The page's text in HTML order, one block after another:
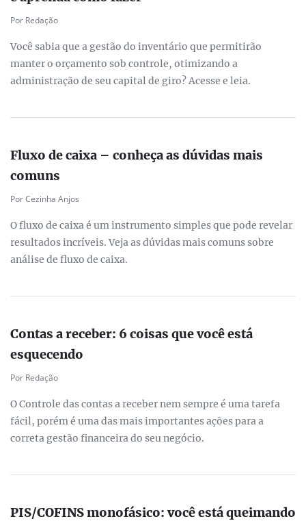
Por Redação
Você sabia que a gestão do inventário que permitirão
manter o orçamento sob controle, otimizando a
administração de seu capital de giro? Acesse e leia.
Fluxo de caixa – conheça as dúvidas mais
comuns
Por Cezinha Anjos
O fluxo de caixa é um instrumento simples que pode revelar
resultados incríveis. Veja as dúvidas mais comuns sobre
análise de fluxo de caixa.
Contas a receber: 6 coisas que você está
esquecendo
Por Redação
O Controle das contas a receber nem sempre é uma tarefa
fácil, porém é uma das mais importantes ações para a
correta gestão financeira do seu negócio.
PIS/COFINS monofásico: você está queimando